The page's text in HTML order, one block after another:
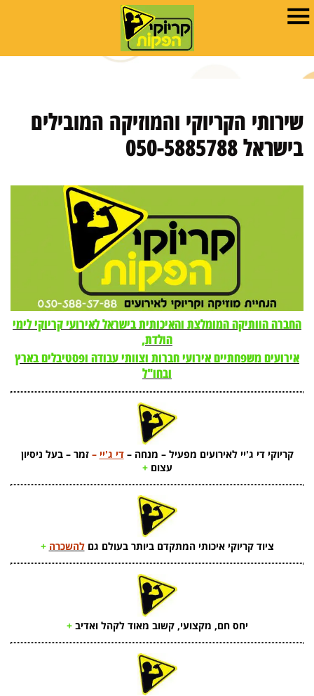
שירותי הקריוקי והמוזיקה המובילים
בישראל 050-5885788
החברה הוותיקה המומלצת והאיכותית בישראל לאירועי קריוקי לימי
הולדת,
אירועים משפחתיים אירועי חברות וצוותי עבודה ופסטיבלים בארץ
ובחו"ל
קריוקי די ג'יי לאירועים מפעיל – מנחה –די ג'יי – זמר – בעל ניסיון
עצום+
ציוד קריוקי איכותי המתקדם ביותר בעולם גםלהשכרה +
יחס חם, מקצועי, קשוב מאוד לקהל ואדיב+